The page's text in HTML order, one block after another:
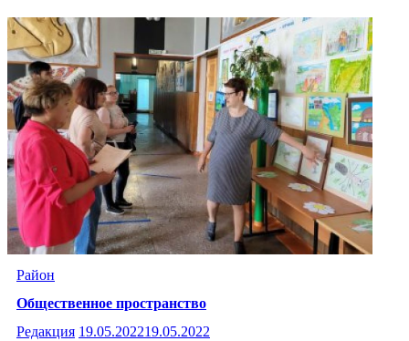
Район
Общественное пространство
Редакция 19.05.202219.05.2022